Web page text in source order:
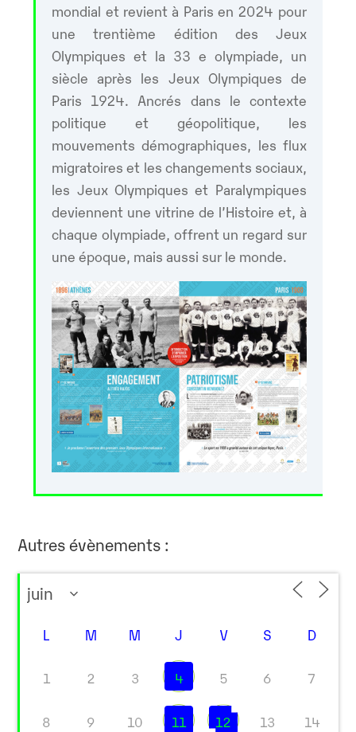
mondial et revient à Paris en 2024 pour
une trentième édition des Jeux
Olympiques et la 33 e olympiade, un
siècle après les Jeux Olympiques de
Paris 1924. Ancrés dans le contexte
politique et géopolitique, les
mouvements démographiques, les flux
migratoires et les changements sociaux,
les Jeux Olympiques et Paralympiques
deviennent une vitrine de l’Histoire et, à
chaque olympiade, offrent un regard sur
une époque, mais aussi sur le monde.
Autres évènements :
L M M J V S D
1 2 3 4 5 6 7
8 9 10 11 12 13 14